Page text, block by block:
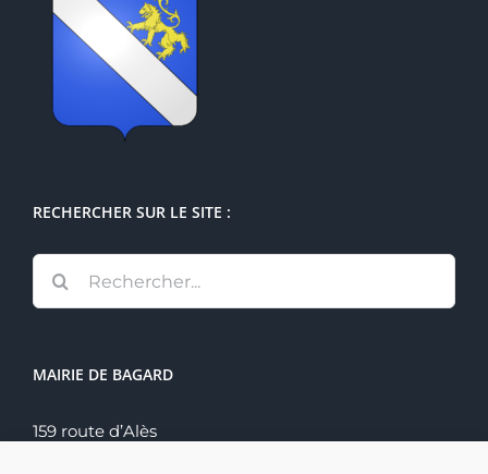
RECHERCHER SUR LE SITE :
MAIRIE DE BAGARD
159 route d’Alès